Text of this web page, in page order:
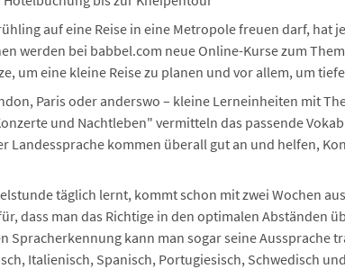
auf eine Reise in eine Metropole freuen darf,
werden bei babbel.com neue Online-Kurse zum
um eine kleine Reise zu planen und vor allem, um
Paris oder anderswo – kleine Lerneinheiten mit
und Nachtleben" vermitteln das passende
Landessprache kommen überall gut an und helfen,
täglich lernt, kommt schon mit zwei Wochen
dass man das Richtige in den optimalen Abständen
Spracherkennung kann man sogar seine
Italienisch, Spanisch, Portugiesisch, Schwedisch